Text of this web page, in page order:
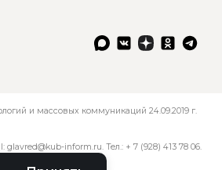
и массовых коммуникаций 24.09.2019 г.
glavred@kub-inform.ru. Тел.: + 7 (928) 413 78 06.